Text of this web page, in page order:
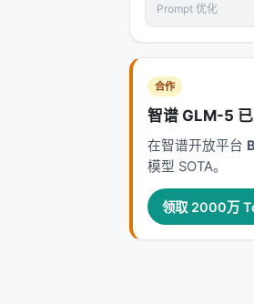
Prompt 优化
合作
智谱 GLM-5
在智谱开放平台
模型 SOTA。
领取 2000万